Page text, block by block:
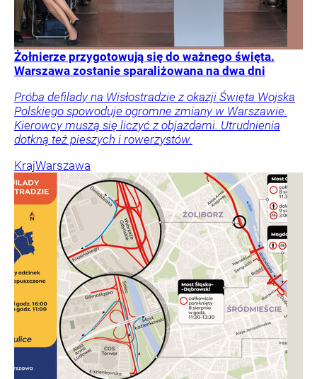
Żołnierze przygotowują się do ważnego święta.
Warszawa zostanie sparaliżowana na dwa dni
Próba defilady na Wisłostradzie z okazji Święta Wojska
Polskiego spowoduje ogromne zmiany w Warszawie.
Kierowcy muszą się liczyć z objazdami. Utrudnienia
dotkną też pieszych i rowerzystów.
KrajWarszawa